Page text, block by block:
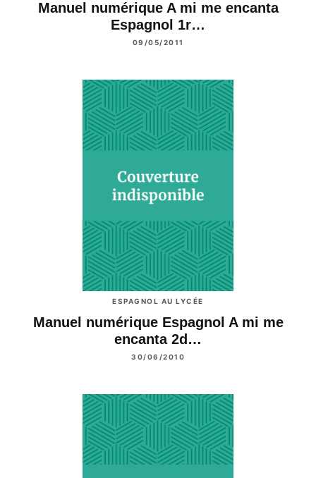
Manuel numérique A mi me encanta
Espagnol 1r…
09/05/2011
ESPAGNOL AU LYCÉE
Manuel numérique Espagnol A mi me
encanta 2d…
30/06/2010